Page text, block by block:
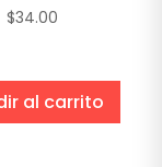
$34.00
al carrito